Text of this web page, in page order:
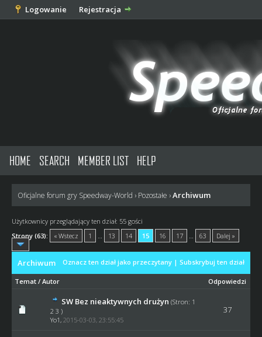
Logowanie Rejestracja
HOME SEARCH MEMBER LIST HELP
Oficjalne forum gry Speedway-World › Pozostałe ›Archiwum
Użytkownicy przeglądający ten dział: 55 gości
Strony (63):
« Wstecz 1 … 13 14 15 16 17 … 63 Dalej »
Oznacz ten dział jako przeczytany| Subskrybuj ten dział
Archiwum
Temat/ Autor Odpowiedzi
SW Bez nieaktywnych drużyn (Stron: 1
2 3 )
Yo1, 2015-03-03, 23:55:45
37